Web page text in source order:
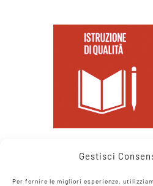
Gestisci
Per fornire le migliori esperienze,